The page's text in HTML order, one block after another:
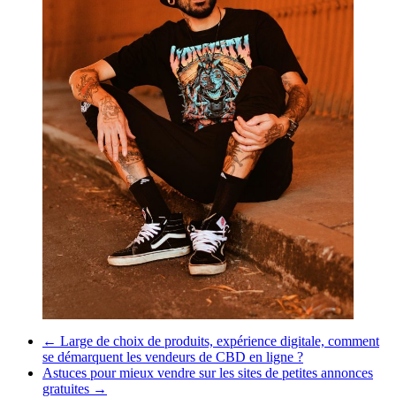
← Large de choix de produits, expérience digitale, comment
se démarquent les vendeurs de CBD en ligne ?
Astuces pour mieux vendre sur les sites de petites annonces
gratuites →